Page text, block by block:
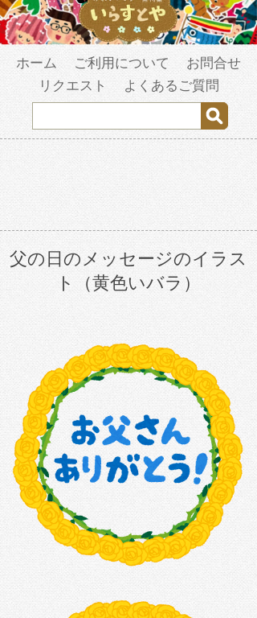
ホーム ご利用について
お問合せ
リクエスト
よくあるご質問
父の日のメッセージのイラス
ト（黄色いバラ）